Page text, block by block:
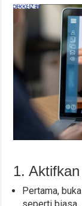
1.
Pertama,